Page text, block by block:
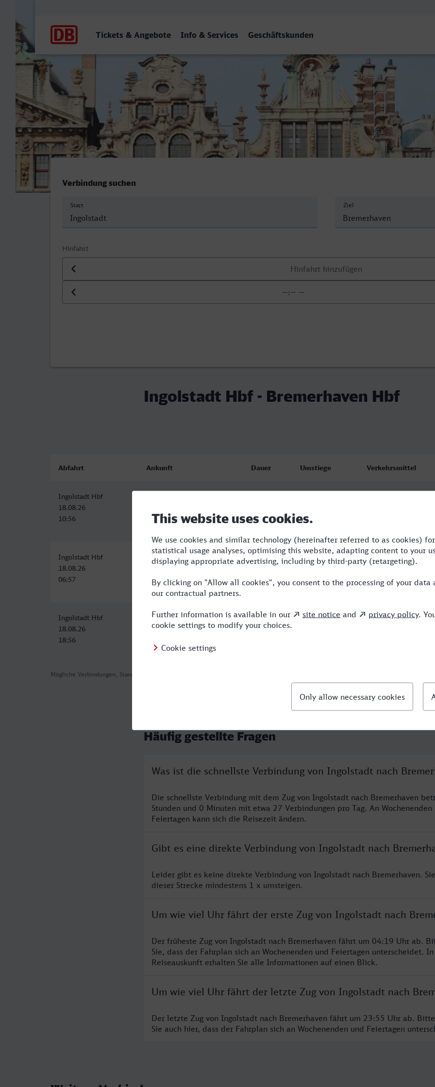
Tickets & Angebote Info & Services Geschäftskunden
Ingolstadt Hbf - Bremerhaven Hbf
Verbindung suchen
Start Ziel
Hinfahrt
Datum der Hinfahrt
Uhrzeit der Hinfahrt
Ingolstadt Hbf - Bremerhaven Hbf
Mögliche Verbindungen, Stand: 2026-08-04 14:18
Abfahrt Ankunft Dauer Umstiege Verkehrsmittel
Ingolstadt Hbf
18.08.26
10:56
16:56
Ingolstadt Hbf
18.08.26
06:57
Bremerhaven Hbf
18.08.26
13:31
6:34 2 RE,ICE
Ingolstadt Hbf
18.08.26
18:56
Bremerhaven Hbf
19.08.26
11:34 1 RE,ICE
Häufig gestellte Fragen
Was ist die schnellste Verbindung von Ingolstadt nach
Die schnellste Verbindung mit dem Zug von Ingolstadt nach Bremerhaven
Stunden und 0 Minuten mit etwa 27 Verbindungen pro Tag. An Wochenenden
Feiertagen kann sich die Reisezeit ändern.
Gibt es eine direkte Verbindung von Ingolstadt nach
Leider gibt es keine direkte Verbindung von Ingolstadt nach Bremerhaven.
dieser Strecke mindestens 1 x umsteigen.
Um wie viel Uhr fährt der erste Zug von Ingolstadt nach
Der früheste Zug von Ingolstadt nach Bremerhaven fährt um 04:19 Uhr ab.
Sie, dass der Fahrplan sich an Wochenenden und Feiertagen unterscheidet.
Reiseauskunft erhalten Sie alle Informationen auf einen Blick.
Um wie viel Uhr fährt der letzte Zug von Ingolstadt nach
Der letzte Zug von Ingolstadt nach Bremerhaven fährt um 23:55 Uhr ab.
Sie auch hier, dass der Fahrplan sich an Wochenenden und Feiertagen